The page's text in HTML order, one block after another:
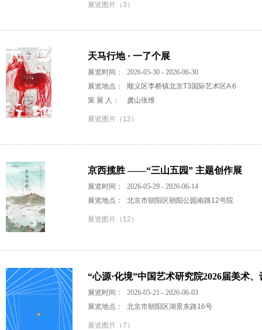
展览图片（3）
天马行地 · 一了个展
展览时间：
2026-05-30 - 2026-06-30
展览地点：
顺义区李桥镇北京T3国际艺术区A 6
策 展 人：
虞山张维
展览图片（12）
京西揽胜 ——“三山五园” 主题创作展
展览时间：
2026-05-29 - 2026-06-14
展览地点：
北京市朝阳区朝阳公园南路12号院
展览图片（12）
“心源·化境”中国艺术研究院2026届美术
展览时间：
2026-05-21 - 2026-06-03
展览地点：
北京市朝阳区湖景东路16号
展览图片（7）